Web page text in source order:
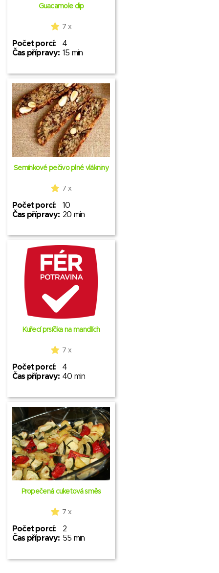
Guacamole dip
7 x
Počet porcí:
4
Čas přípravy: 15 min
Semínkové pečivo plné vlákniny
7 x
Počet porcí:
10
Čas přípravy: 20 min
Kuřecí prsíčka na mandlích
7 x
Počet porcí:
4
Čas přípravy: 40 min
Propečená cuketová směs
7 x
Počet porcí:
2
Čas přípravy: 55 min